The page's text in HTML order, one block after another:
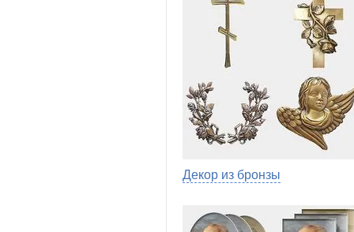
Декор из бронзы